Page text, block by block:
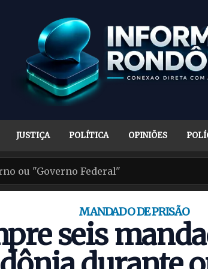
JUSTIÇA POLÍTICA OPINIÕES
MANDADO DE PRISÃO
seis